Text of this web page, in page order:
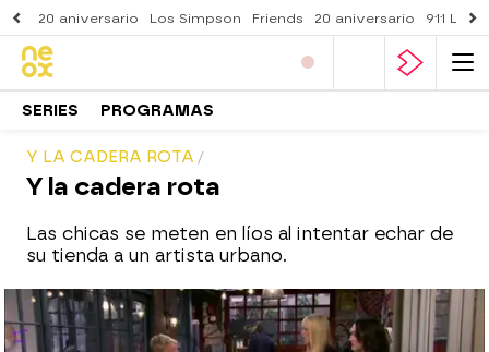
20 aniversario Los Simpson Friends 20 aniversario 911
SERIES PROGRAMAS
Y LA CADERA ROTA
Y la cadera rota
Las chicas se meten en líos al intentar echar de
su tienda a un artista urbano.